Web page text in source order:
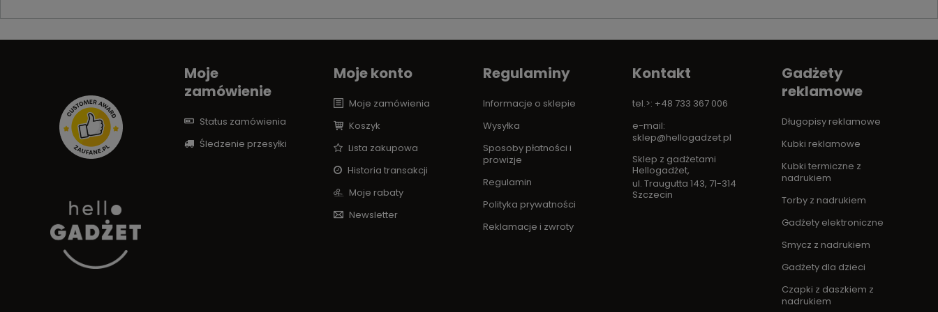
Moje
zamówienie
Status zamówienia
Śledzenie przesyłki
Moje konto
Moje zamówienia
Koszyk
Lista zakupowa
Historia transakcji
Moje rabaty
Newsletter
Regulaminy
Informacje o sklepie
Wysyłka
Sposoby płatności i
prowizje
Regulamin
Polityka prywatności
Reklamacje i zwroty
Kontakt
tel.>: +48 733 367 006
e-mail:
sklep@hellogadzet.pl
Sklep z gadżetami
Hellogadżet,
ul. Traugutta 143, 71-314
Szczecin
Gadżety
reklamowe
Długopisy reklamowe
Kubki reklamowe
Kubki termiczne z
nadrukiem
Torby z nadrukiem
Gadżety elektroniczne
Smycz z nadrukiem
Gadżety dla dzieci
Czapki z daszkiem z
nadrukiem